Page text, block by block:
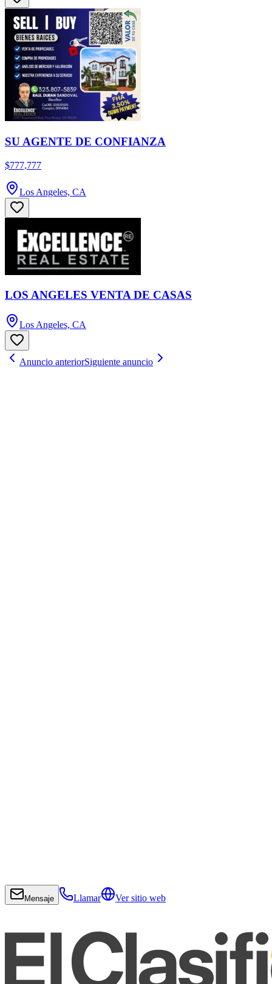
SU AGENTE DE CONFIANZA
$777,777
Los Angeles, CA
LOS ANGELES VENTA DE CASAS
Los Angeles, CA
Anuncio anteriorSiguiente anuncio
Mensaje Llamar Ver sitio web